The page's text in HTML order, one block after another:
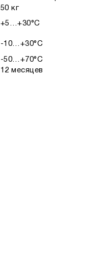
50 кг
+5…+30°С
-10…+30°С
-50…+70°С
12 месяцев